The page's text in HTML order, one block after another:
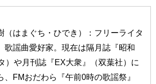
（はまぐち・ひでき）：フリーライタ
歌謡曲愛好家。現在は隔月誌『昭和
）や月刊誌『EX大衆』（双葉社）に
、FMおだわら『午前0時の歌謡祭』